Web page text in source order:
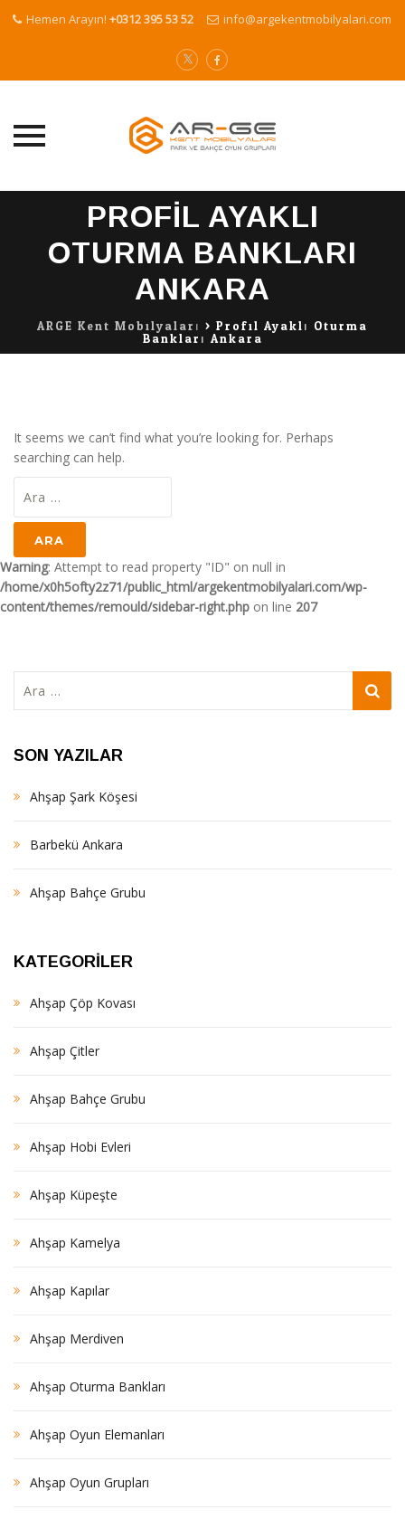
Hemen Arayın! +0312 395 53 52 info@argekentmobilyalari.com
PROFIL AYAKLI
OTURMA BANKLARI
ANKARA
ARGE Kent Mobilyaları > Profil Ayaklı Oturma
Bankları Ankara
It seems we can’t find what you’re looking for. Perhaps
searching can help.
Warning: Attempt to read property "ID" on null in
/home/x0h5ofty2z71/public_html/argekentmobilyalari.com/wp-
content/themes/remould/sidebar-right.php on line 207
SON YAZILAR
Ahşap Şark Köşesi
Barbekü Ankara
Ahşap Bahçe Grubu
KATEGORILER
Ahşap Çöp Kovası
Ahşap Çitler
Ahşap Bahçe Grubu
Ahşap Hobi Evleri
Ahşap Küpeşte
Ahşap Kamelya
Ahşap Kapılar
Ahşap Merdiven
Ahşap Oturma Bankları
Ahşap Oyun Elemanları
Ahşap Oyun Grupları